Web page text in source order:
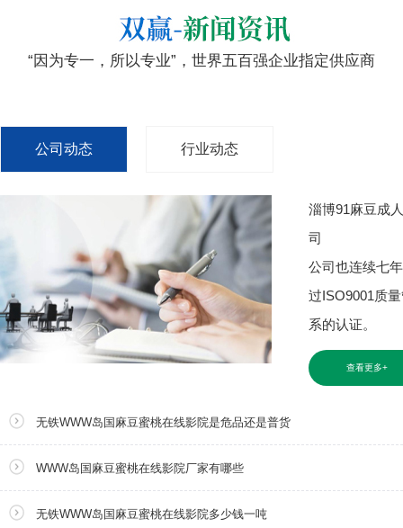
“因为专一，所以专业”，世界五百强企业指定供应商
公司动态 行业动态
淄博91麻豆成
司
公司也连续七
过ISO9001质
系的认证。
查看更多+
无铁WWW岛国麻豆蜜桃在线影院是危品还是普货
WWW岛国麻豆蜜桃在线影院厂家有哪些
无铁WWW岛国麻豆蜜桃在线影院多少钱一吨